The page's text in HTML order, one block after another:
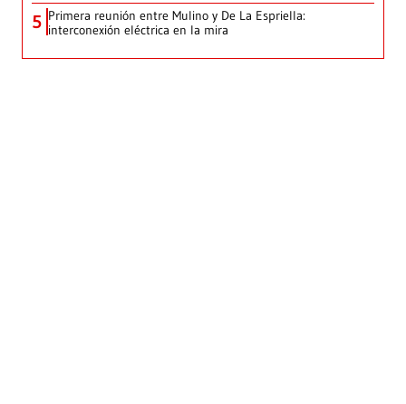
5 Primera reunión entre Mulino y De La Espriella:
interconexión eléctrica en la mira